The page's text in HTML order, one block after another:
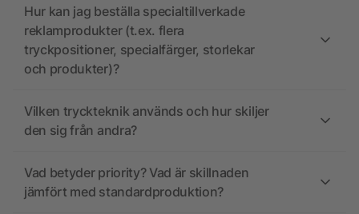
Hur kan jag beställa specialtillverkade
reklamprodukter (t.ex. flera
tryckpositioner, specialfärger, storlekar
och produkter)?
Vilken tryckteknik används och hur skiljer
den sig från andra?
Vad betyder priority? Vad är skillnaden
jämfört med standardproduktion?